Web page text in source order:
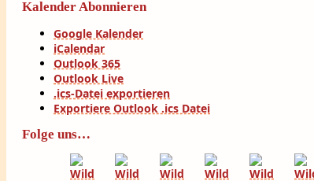
Kalender Abonnieren
Google Kalender
iCalendar
Outlook 365
Outlook Live
.ics-Datei exportieren
Exportiere Outlook .ics Datei
Folge uns…